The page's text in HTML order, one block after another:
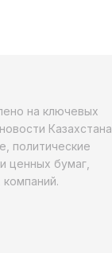
на ключевых
Казахстана,
политические
ценных бумаг,